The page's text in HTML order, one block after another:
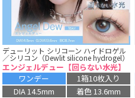
デューリット シリコーン ハイドロゲル
／シリコン（Dewlit silicone hydrogel）
エンジェルデュー【回らない水光】
ワンデー
1箱10枚入り
DIA 14.5mm
着色 13.6mm